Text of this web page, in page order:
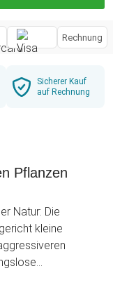
Rechnung
Sicherer Kauf
auf Rechnung
Pflanzen
Natur: Die
kleine
Jetzt kannst Du